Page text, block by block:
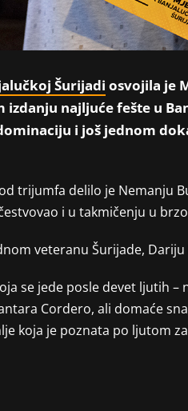
Šurijadi osvojila je
najljuće fešte u
i još jednom
trijumfa delilo je Nemanju
i u takmičenju u
veteranu Šurijade, Dariju
se jede posle devet ljutih
Cordero, ali domaće
koja je poznata po ljutom